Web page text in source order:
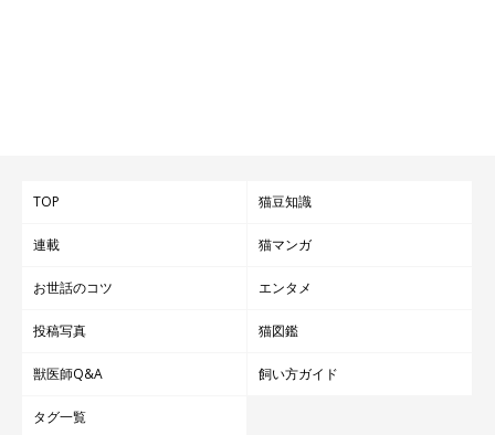
TOP 猫豆知識
連載 猫マンガ
お世話のコツ エンタメ
投稿写真 猫図鑑
獣医師Q&A 飼い方ガイド
タグ一覧